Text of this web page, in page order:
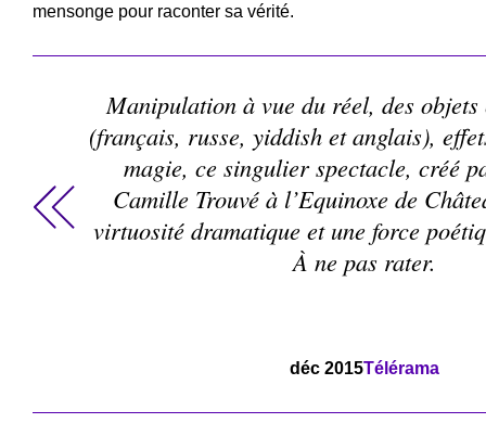
mensonge pour raconter sa vérité.
Manipulation à vue du réel, des objets
(français, russe, yiddish et anglais),
magie, ce singulier spectacle, créé
Camille Trouvé à l’Equinoxe de
virtuosité dramatique et une force
À ne pas rater.
déc 2015Télérama